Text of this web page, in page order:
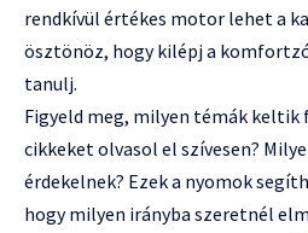
rendkívül értékes motor lehet a
ösztönöz, hogy kilépj a
tanulj.
Figyeld meg, milyen témák keltik
cikkeket olvasol el szívesen?
érdekelnek? Ezek a nyomok
hogy milyen irányba szeretnél